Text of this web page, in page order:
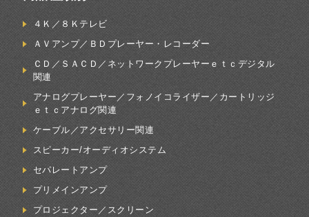
４Ｋ／８Ｋテレビ
ＡＶアンプ／ＢＤプレーヤー・レコーダー
ＣＤ／ＳＡＣＤ／ネットワークプレーヤーｅｔｃデジタル
関連
アナログプレーヤー／フォノイコライザー／カートリッジ
ｅｔｃアナログ関連
ケーブル／アクセサリー関連
スピーカー/オーディオシステム
セパレートアンプ
プリメインアンプ
プロジェクター／スクリーン